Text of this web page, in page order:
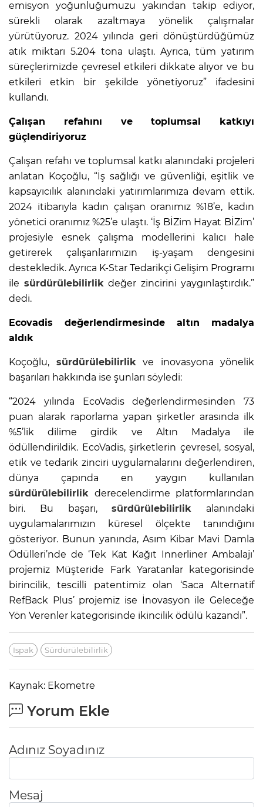
emisyon yoğunluğumuzu yakından takip ediyor,
sürekli olarak azaltmaya yönelik çalışmalar
yürütüyoruz. 2024 yılında geri dönüştürdüğümüz
atık miktarı 5.204 tona ulaştı. Ayrıca, tüm yatırım
süreçlerimizde çevresel etkileri dikkate alıyor ve bu
etkileri etkin bir şekilde yönetiyoruz” ifadesini
kullandı.
Çalışan refahını ve toplumsal katkıyı
güçlendiriyoruz
Çalışan refahı ve toplumsal katkı alanındaki projeleri
anlatan Koçoğlu, “İş sağlığı ve güvenliği, eşitlik ve
kapsayıcılık alanındaki yatırımlarımıza devam ettik.
2024 itibarıyla kadın çalışan oranımız %18’e, kadın
yönetici oranımız %25’e ulaştı. ‘İş BİZim Hayat BİZim’
projesiyle esnek çalışma modellerini kalıcı hale
getirerek çalışanlarımızın iş-yaşam dengesini
destekledik. Ayrıca K-Star Tedarikçi Gelişim Programı
ile sürdürülebilirlikdeğer zincirini yaygınlaştırdık.”
dedi.
Ecovadis değerlendirmesinde altın madalya
aldık
Koçoğlu, sürdürülebilirlikve inovasyona yönelik
başarıları hakkında ise şunları söyledi:
“2024 yılında EcoVadis değerlendirmesinden 73
puan alarak raporlama yapan şirketler arasında ilk
%5’lik dilime girdik ve Altın Madalya ile
ödüllendirildik. EcoVadis, şirketlerin çevresel, sosyal,
etik ve tedarik zinciri uygulamalarını değerlendiren,
dünya çapında en yaygın kullanılan
sürdürülebilirlik derecelendirme platformlarından
biri. Bu başarı,sürdürülebilirlik alanındaki
uygulamalarımızın küresel ölçekte tanındığını
gösteriyor. Bunun yanında, Asım Kibar Mavi Damla
Ödülleri’nde de ‘Tek Kat Kağıt Innerliner Ambalajı’
projemiz Müşteride Fark Yaratanlar kategorisinde
birincilik, tescilli patentimiz olan ‘Saca Alternatif
RefBack Plus’ projemiz ise İnovasyon ile Geleceğe
Yön Verenler kategorisinde ikincilik ödülü kazandı”.
Ispak Sürdürülebilirlik
Kaynak: Ekometre
Yorum Ekle
Adınız Soyadınız
Mesaj